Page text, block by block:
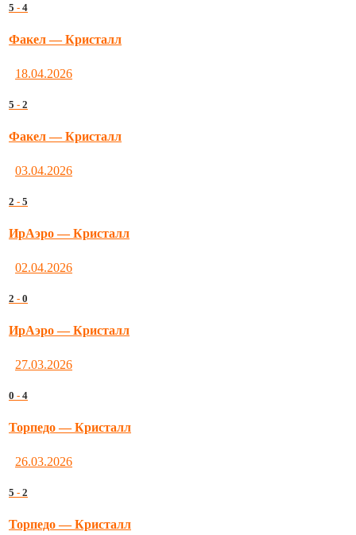
5 - 4
Факел — Кристалл
18.04.2026
5 - 2
Факел — Кристалл
03.04.2026
2 - 5
ИрАэро — Кристалл
02.04.2026
2 - 0
ИрАэро — Кристалл
27.03.2026
0 - 4
Торпедо — Кристалл
26.03.2026
5 - 2
Торпедо — Кристалл